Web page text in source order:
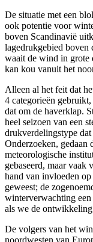
De situatie met een
ook potentie voor
boven Scandinavië
lagedrukgebied boven
waait de wind in grote
kan kou vanuit het
Alleen al het feit dat
4 categorieën
dat om de haverklap.
heel seizoen van een
drukverdelingstype dat
Onderzoeken, gedaan
meteorologische
gebaseerd, maar vaak
hand van invloeden
geweest; de
winterverwachting een
als we de
De volgers van het
noordwesten van